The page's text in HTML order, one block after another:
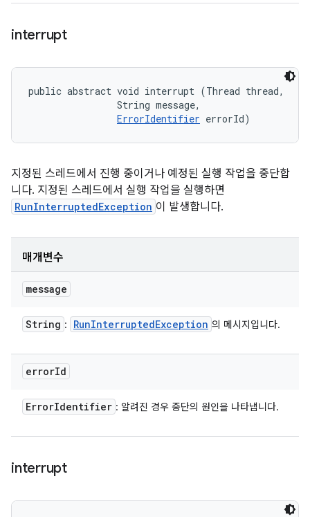
interrupt
public abstract void interrupt (Thread thread,
                String message,
ErrorIdentifier errorId)
지정된 스레드에서 진행 중이거나 예정된 실행 작업을 중단합
니다. 지정된 스레드에서 실행 작업을 실행하면
RunInterruptedException 이 발생합니다.
매개변수
message
String : RunInterruptedException 의 메시지입니다.
errorId
ErrorIdentifier : 알려진 경우 중단의 원인을 나타냅니다.
interrupt